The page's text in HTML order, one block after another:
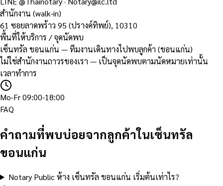
สำนักงาน (walk-in)
61 ซอยลาดพร้าว 95 (ปรางค์ทิพย์), 10310
พื้นที่ให้บริการ / จุดนัดพบ
เซ็นทรัล ขอนแก่น — ทีมงานเดินทางไปพบลูกค้า (ขอนแก่น)
ไม่ใช่สำนักงานถาวรของเรา — เป็นจุดนัดพบตามนัดหมายเท่านั้น
เวลาทำการ
Mo-Fr 09:00-18:00
FAQ
คำถามที่พบบ่อยจากลูกค้าในเซ็นทรัล
ขอนแก่น
Notary Public ห้าง เซ็นทรัล ขอนแก่น เริ่มต้นเท่าไร?